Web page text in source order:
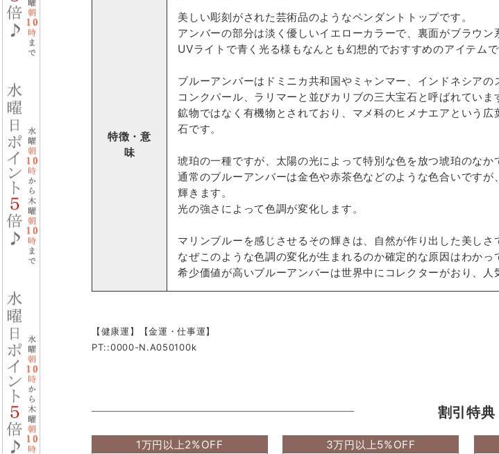
特徴・意
味
美しい彫刻がされた芸術品のようなペンダントトップです。
アンバーの部分は淡く優しいイエローカラーで、裏面がブラウン
UVライトで青く光る様もなんとも幻想的でおすすめのアイテムで
ブルーアンバーはドミニカ共和国やミャンマー、インドネシアの
コンクパール、ラリマーと並びカリブの三大宝石と呼ばれていま
鉱物ではなく有機物とされており、マメ科のヒメナエアという
石です。
琥珀の一種ですが、太陽の光によって特別な色を放つ琥珀のなか
通常のブルーアンバーは金色や赤茶色などのような色合いです
輝きます。
光の強さによって色調が変化します。
マリンブルーを感じさせるその輝きは、自然が作り出した美しさ
なぜこのような色調の変化が生まれるのか確定的な原因はわかっ
希少価値が高いブルーアンバーは世界中にコレクターがおり、人
【健康運】【金運・仕事運】
PT::0000-N.A050100k
割引特典
1万円以上2%OFF
3万円以上5%OFF